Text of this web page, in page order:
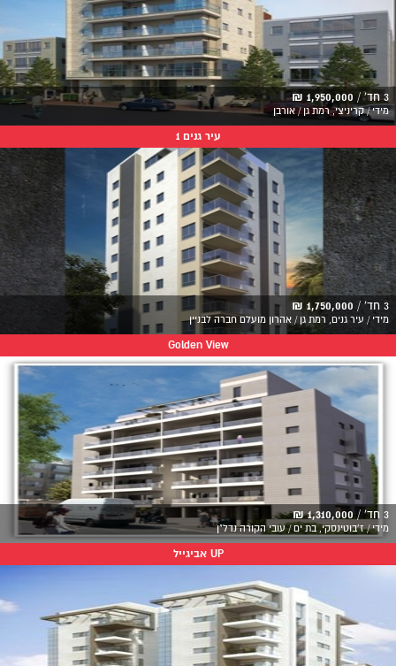
3 חד' / 1,950,000 ₪
מידי / קריניצי, רמת גן / אורבן
עיר גנים 1
3 חד' / 1,750,000 ₪
מידי / עיר גנים, רמת גן / אהרון מועלם חברה לבניין
Golden View
3 חד' / 1,310,000 ₪
מידי / ז'בוטינסקי, בת ים / עובי הקורה נדל"ן
UP אביגייל